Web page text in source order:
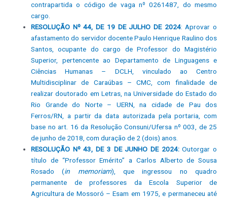
contrapartida o código de vaga nº 0261487, do mesmo
cargo.
RESOLUÇÃO Nº 44, DE 19 DE JULHO DE 2024: Aprovar o
afastamento do servidor docente Paulo Henrique Raulino dos
Santos, ocupante do cargo de Professor do Magistério
Superior, pertencente ao Departamento de Linguagens e
Ciências Humanas – DCLH, vinculado ao Centro
Multidisciplinar de Caraúbas – CMC, com finalidade de
realizar doutorado em Letras, na Universidade do Estado do
Rio Grande do Norte – UERN, na cidade de Pau dos
Ferros/RN, a partir da data autorizada pela portaria, com
base no art. 16 da Resolução Consuni/Ufersa nº 003, de 25
de junho de 2018, com duração de 2 (dois) anos.
RESOLUÇÃO Nº 43, DE 3 DE JUNHO DE 2024:Outorgar o
título de “Professor Emérito” a Carlos Alberto de Sousa
Rosado (in memoriam), que ingressou no quadro
permanente de professores da Escola Superior de
Agricultura de Mossoró – Esam em 1975, e permaneceu até